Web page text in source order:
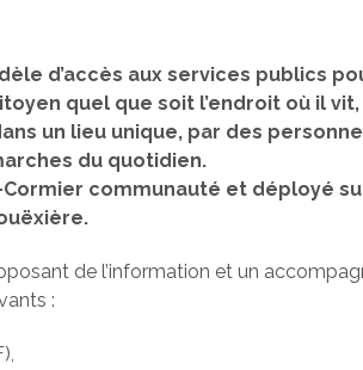
d’accès aux services publics
quel que soit l’endroit où il vit,
un lieu unique, par des
du quotidien.
communauté et déployé
de l’information et un
: